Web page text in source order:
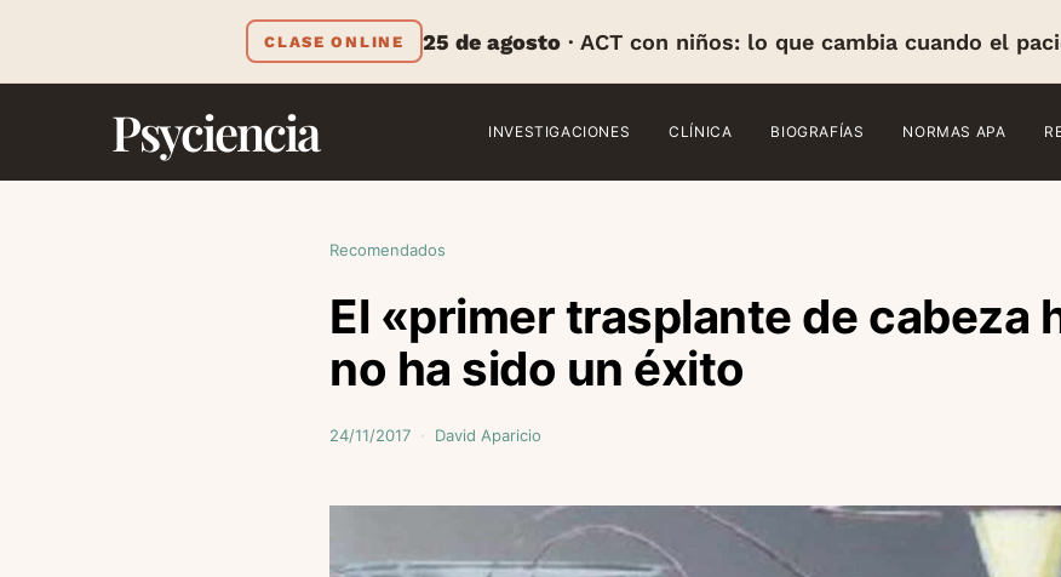
CLASE ONLINE 25 de agosto · ACT con niños: lo que cambia cuando el
Psyciencia INVESTIGACIONES CLÍNICA BIOGRAFÍAS NORMAS APA
Recomendados
El «primer trasplante de cabeza
no ha sido un éxito
24/11/2017 David Aparicio